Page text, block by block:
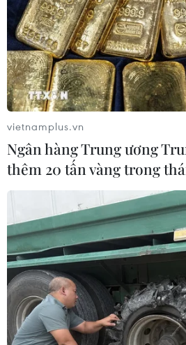
10/08/2022 11:44
Bộ trưởng Y tế liên bang Bỉ Frank
biết nước này đã ghi nhận ca
đầu tiên ở phụ nữ, còn trước đó
nam giới trong độ tuổi từ 16-71.
vietnamplus.vn
Ngân hàng Trung ương
thêm 20 tấn vàng trong